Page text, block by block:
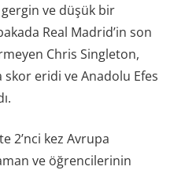
ve düşük bir
Real Madrid’in son
Chris Singleton,
eridi ve Anadolu Efes
2’nci kez Avrupa
ve öğrencilerinin